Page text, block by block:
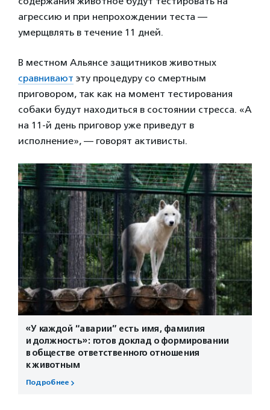
агрессию и при непрохождении теста —
умерщвлять в течение 11 дней.
В местном Альянсе защитников животных
сравнивают эту процедуру со смертным
приговором, так как на момент тестирования
собаки будут находиться в состоянии стресса. «А
на 11-й день приговор уже приведут в
исполнение», — говорят активисты.
«У каждой “аварии” есть имя, фамилия
и должность»: готов доклад о формировании
в обществе ответственного отношения
к животным
Подробнее